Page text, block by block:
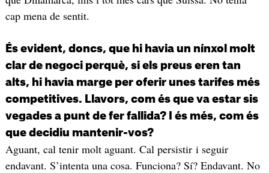
cap mena de sentit.
És evident, doncs, que hi havia un nínxol molt
clar de negoci perquè, si els preus eren tan
alts, hi havia marge per oferir unes tarifes més
competitives. Llavors, com és que va estar sis
vegades a punt de fer fallida? I és més, com és
que decidiu mantenir-vos?
Aguant, cal tenir molt aguant. Cal persistir i seguir
endavant. S’intenta una cosa. Funciona? Sí? Endavant. No